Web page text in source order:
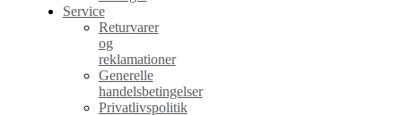
Service
Returvarer
og
reklamationer
Generelle
handelsbetingelser
Privatlivspolitik